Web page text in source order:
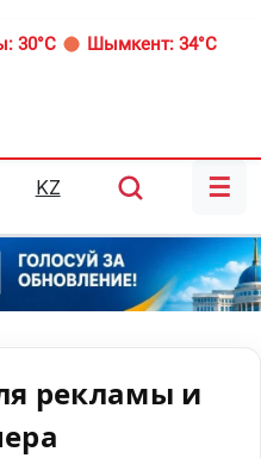
30°C Шымкент: 34°C
KZ ☰
рекламы и